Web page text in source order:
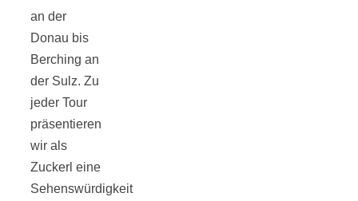
an der
Donau bis
Berching an
der Sulz. Zu
jeder Tour
präsentieren
wir als
Zuckerl eine
Sehenswürdigkeit